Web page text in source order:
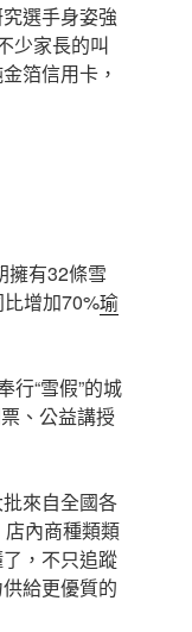
選手身姿強
少家長的叫
箔信用卡，
擁有32條雪
增加70%瑜
行“雪假”的城
、公益講授
來自全國各
內商種類類
，不只追蹤
給更優質的